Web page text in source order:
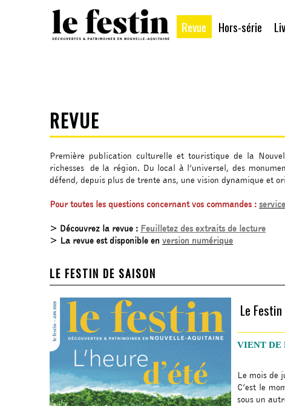
Revue Hors-série
REVUE
Première publication culturelle et touristique de la
richesses de la région. Du local à l’universel, des
défend, depuis plus de trente ans, une vision dynamique et
Pour toutes les questions concernant vos commandes :
> Découvrez la revue : Feuilletez des extraits de lecture
> La revue est disponible en version numérique
LE FESTIN DE SAISON
Le
VIENT DE
Le mois de
C’est le
sous un